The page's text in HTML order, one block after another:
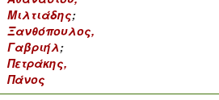
Μιλτιάδης;
Ξανθόπουλος,
Γαβριήλ;
Πετράκης,
Πάνος